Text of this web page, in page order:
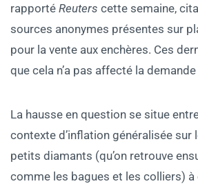
rapporté Reuters cette semaine,
sources anonymes présentes sur
pour la vente aux enchères. Ces
que cela n’a pas affecté la
La hausse en question se situe
contexte d’inflation généralisée sur
petits diamants (qu’on retrouve
comme les bagues et les colliers) à